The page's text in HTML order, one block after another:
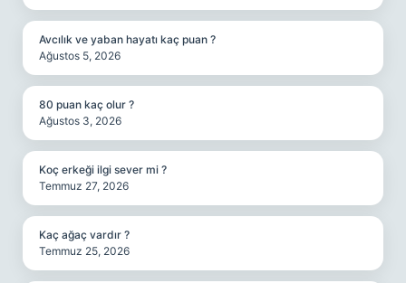
Avcılık ve yaban hayatı kaç puan ?
Ağustos 5, 2026
80 puan kaç olur ?
Ağustos 3, 2026
Koç erkeği ilgi sever mi ?
Temmuz 27, 2026
Kaç ağaç vardır ?
Temmuz 25, 2026